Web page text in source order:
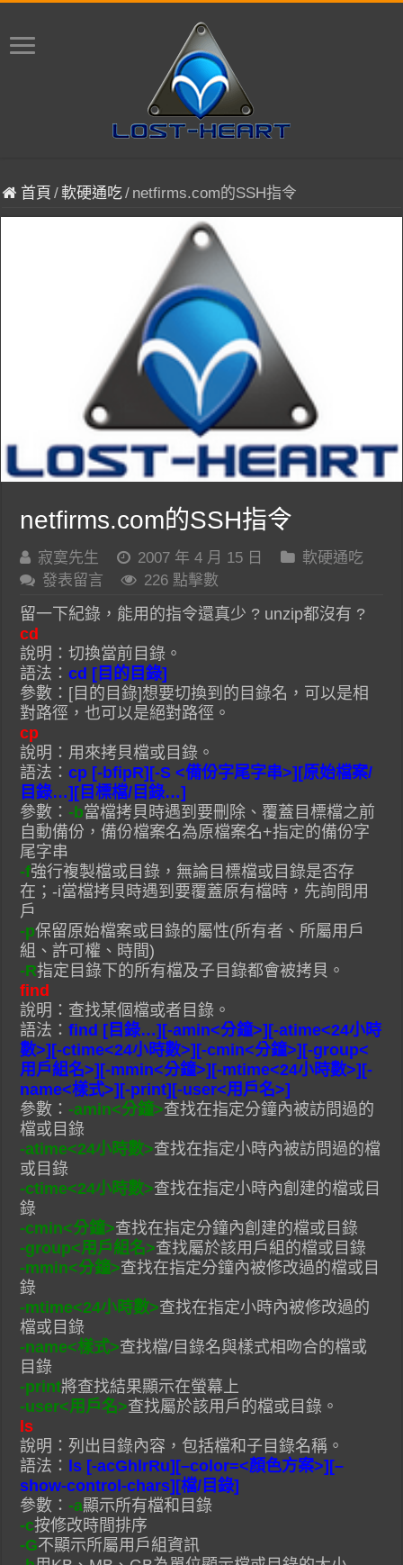
首頁 /軟硬通吃/ netfirms.com的SSH指令
netfirms.com的SSH指令
寂寞先生 2007 年 4 月 15 日
軟硬通吃
發表留言
226 點擊數
留一下紀錄，能用的指令還真少 ? unzip都沒有 ?
cd
說明：切換當前目錄。
語法：cd [目的目錄]
參數：[目的目錄]想要切換到的目錄名，可以是相
對路徑，也可以是絕對路徑。
cp
說明：用來拷貝檔或目錄。
語法：cp [-bfipR][-S <備份字尾字串>][原始檔案/
目錄…][目標檔/目錄…]
參數： -b當檔拷貝時遇到要刪除、覆蓋目標檔之前
自動備份，備份檔案名為原檔案名+指定的備份字
尾字串
-f強行複製檔或目錄，無論目標檔或目錄是否存
在；-i當檔拷貝時遇到要覆蓋原有檔時，先詢問用
戶
-p保留原始檔案或目錄的屬性(所有者、所屬用戶
組、許可權、時間)
-R指定目錄下的所有檔及子目錄都會被拷貝。
find
說明：查找某個檔或者目錄。
語法：find [目錄…][-amin<分鐘>][-atime<24小時
數>][-ctime<24小時數>][-cmin<分鐘>][-group<
用戶組名>][-mmin<分鐘>][-mtime<24小時數>][-
name<樣式>][-print][-user<用戶名>]
參數： -amin<分鐘>查找在指定分鐘內被訪問過的
檔或目錄
-atime<24小時數>查找在指定小時內被訪問過的檔
或目錄
-ctime<24小時數>查找在指定小時內創建的檔或目
錄
-cmin<分鐘>查找在指定分鐘內創建的檔或目錄
-group<用戶組名>查找屬於該用戶組的檔或目錄
-mmin<分鐘>查找在指定分鐘內被修改過的檔或目
錄
-mtime<24小時數>查找在指定小時內被修改過的
檔或目錄
-name<樣式>查找檔/目錄名與樣式相吻合的檔或
目錄
-print將查找結果顯示在螢幕上
-user<用戶名>查找屬於該用戶的檔或目錄。
ls
說明：列出目錄內容，包括檔和子目錄名稱。
語法： ls [-acGhlrRu][–color=<顏色方案>][–
show-control-chars][檔/目錄]
參數： -a顯示所有檔和目錄
-c按修改時間排序
-G不顯示所屬用戶組資訊